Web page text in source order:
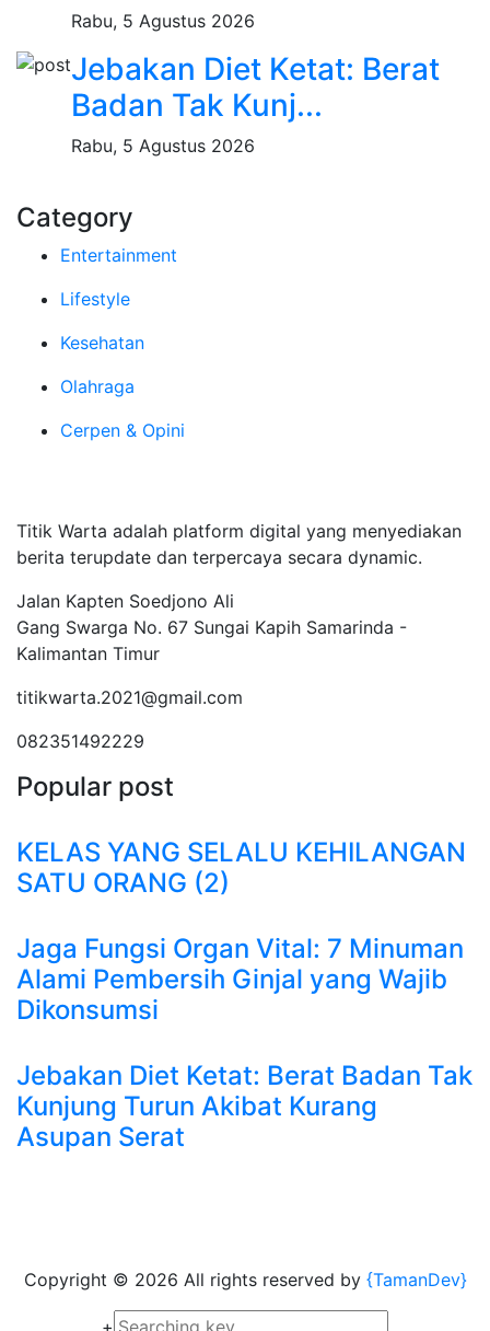
Rabu, 5 Agustus 2026
Jebakan Diet Ketat: Berat
Badan Tak Kunj...
Rabu, 5 Agustus 2026
Category
Entertainment
Lifestyle
Kesehatan
Olahraga
Cerpen & Opini
Titik Warta adalah platform digital yang menyediakan
berita terupdate dan terpercaya secara dynamic.
Jalan Kapten Soedjono Ali
Gang Swarga No. 67 Sungai Kapih Samarinda -
Kalimantan Timur
titikwarta.2021@gmail.com
082351492229
Popular post
KELAS YANG SELALU KEHILANGAN
SATU ORANG (2)
Jaga Fungsi Organ Vital: 7 Minuman
Alami Pembersih Ginjal yang Wajib
Dikonsumsi
Jebakan Diet Ketat: Berat Badan Tak
Kunjung Turun Akibat Kurang
Asupan Serat
Copyright © 2026 All rights reserved by {TamanDev}
+